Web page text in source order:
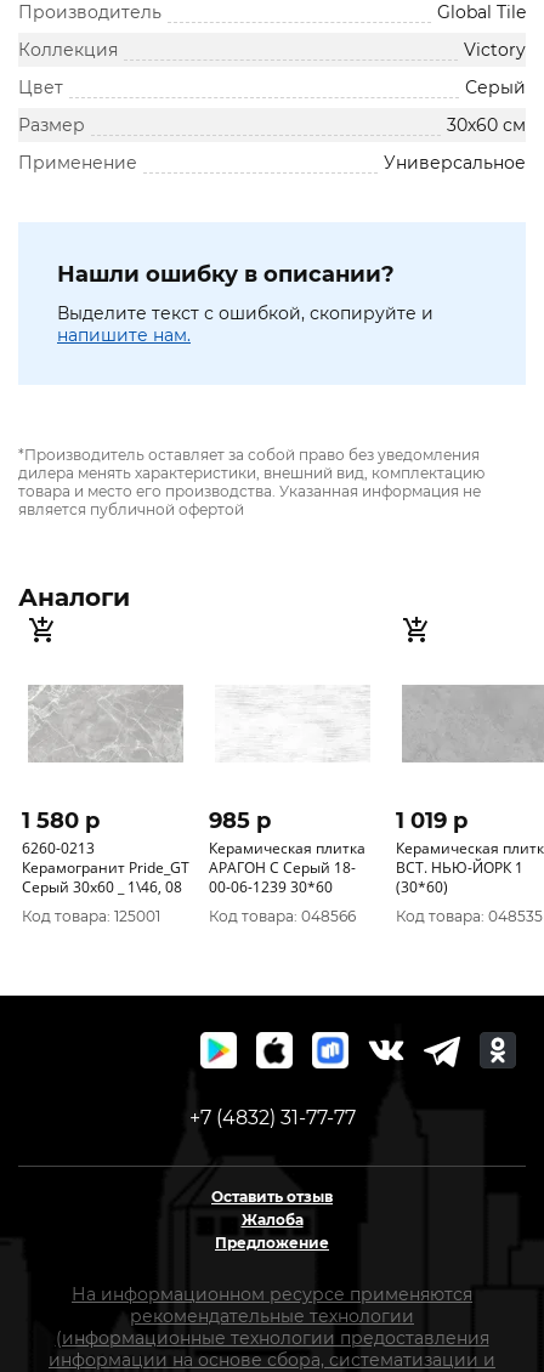
Производитель
Global Tile
Коллекция
Victory
Цвет
Серый
Размер
30х60 см
Применение
Универсальное
Нашли ошибку в описании?
Выделите текст с ошибкой, скопируйте и
напишите нам.
*Производитель оставляет за собой право без уведомления
дилера менять характеристики, внешний вид, комплектацию
товара и место его производства. Указанная информация не
является публичной офертой
Аналоги
1 580 p
6260-0213
Керамогранит Pride_GT
Серый 30x60 _ 1\46, 08
Код товара: 125001
985 p
Керамическая плитка
АРАГОН С Серый 18-
00-06-1239 30*60
Код товара: 048566
1 019 p
Керамическая
ВСТ. НЬЮ-ЙОРК 1
(30*60)
Код товара: 048535
+7 (4832) 31-77-77
Оставить отзыв
Жалоба
Предложение
На информационном ресурсе применяются
рекомендательные технологии
(информационные технологии предоставления
информации на основе сбора, систематизации и